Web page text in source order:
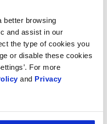
better browsing
and assist in our
the type of cookies you
or disable these cookies
For more
and Privacy
do seu tipo no
dobrável em Cerro
Este é o mais recente
no México e segue
de papel PM6 na
no ano passado e um
de plantas de